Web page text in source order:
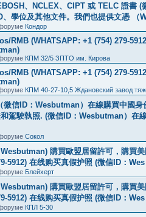
、NCLEX、CIPT 或 TELC 證書 (
、學位及其他文件。我們也提供文憑 （
Кондор
RMB (WHATSAPP: +1 (754) 279-
КПМ 32/5 ЗПТО им. Кирова
RMB (WHATSAPP: +1 (754) 279-
КПМ 40-27-10,5 Ждановский завод
微信ID：Wesbutman）在線購買中國
駕駛執照. (微信ID：Wesbutman）在
Сокол
購買歐盟居留許可，購買
5912) 在线购买真假护照 (微信ID：Wes
Блейхерт
購買歐盟居留許可，購買
5912) 在线购买真假护照 (微信ID：Wes
КПЛ 5-30